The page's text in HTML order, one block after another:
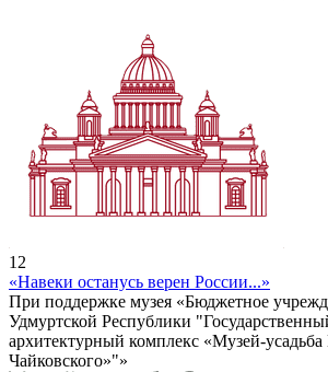
12
«Навеки останусь верен России...»
При поддержке музея «Бюджетное
Удмуртской Республики
архитектурный комплекс «Музей-
Чайковского»"»